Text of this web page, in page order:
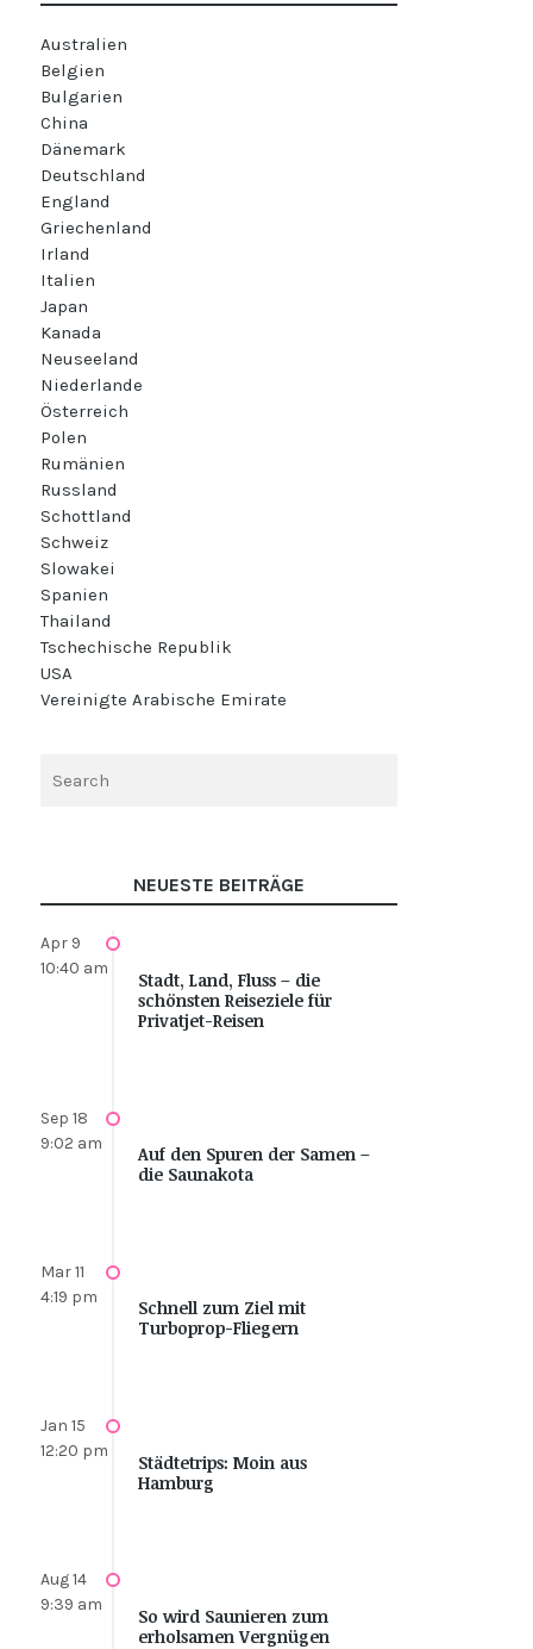
Australien
Belgien
Bulgarien
China
Dänemark
Deutschland
England
Griechenland
Irland
Italien
Japan
Kanada
Neuseeland
Niederlande
Österreich
Polen
Rumänien
Russland
Schottland
Schweiz
Slowakei
Spanien
Thailand
Tschechische Republik
USA
Vereinigte Arabische Emirate
NEUESTE BEITRÄGE
Apr 9
10:40 am
Stadt, Land, Fluss – die
schönsten Reiseziele für
Privatjet-Reisen
Sep 18
9:02 am
Auf den Spuren der Samen –
die Saunakota
Mar 11
4:19 pm
Schnell zum Ziel mit
Turboprop-Fliegern
Jan 15
12:20 pm
Städtetrips: Moin aus
Hamburg
Aug 14
9:39 am
So wird Saunieren zum
erholsamen Vergnügen